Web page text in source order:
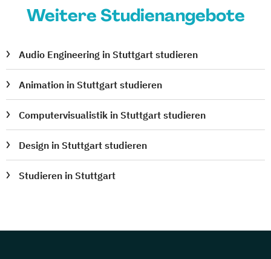
Weitere Studienangebote
Audio Engineering in Stuttgart studieren
Animation in Stuttgart studieren
Computervisualistik in Stuttgart studieren
Design in Stuttgart studieren
Studieren in Stuttgart